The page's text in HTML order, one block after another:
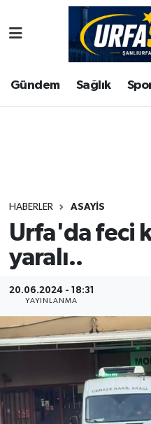
Gündem Sağlık
HABERLER ASAYİS
Urfa'da feci
yaralı..
20.06.2024 - 18:31
YAYINLANMA
ASAYİS
ÇEVRE
Gündem
Kültür
Magazin
Şanlıurfa Nöbetçi
Şanlıurfa Hava
Tüm Manşetler
Son Dakika Haberleri
Haber Arşivi